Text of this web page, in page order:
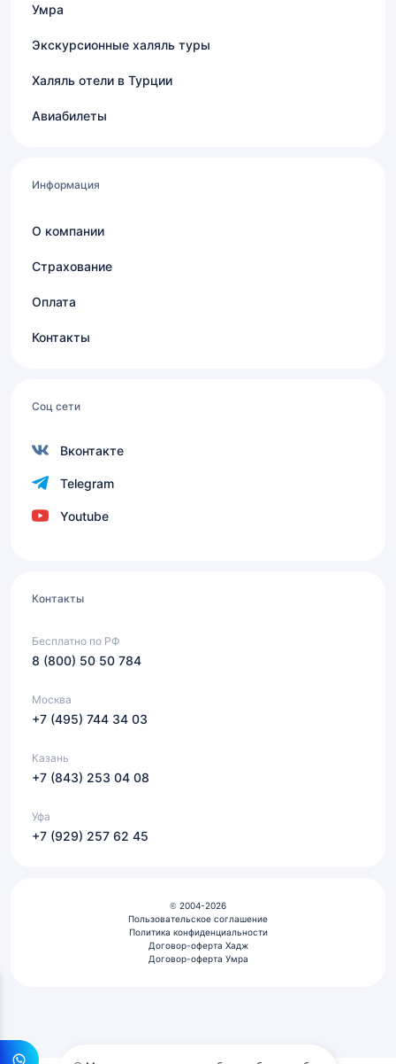
Умра
Экскурсионные халяль туры
Халяль отели в Турции
Авиабилеты
Информация
О компании
Страхование
Оплата
Контакты
Соц сети
Вконтакте
Telegram
Youtube
Контакты
Бесплатно по РФ
8 (800) 50 50 784
Москва
+7 (495) 744 34 03
Казань
+7 (843) 253 04 08
Уфа
+7 (929) 257 62 45
© 2004-2026
Пользовательское соглашение
Политика конфиденциальности
Договор-оферта Хадж
Договор-оферта Умра